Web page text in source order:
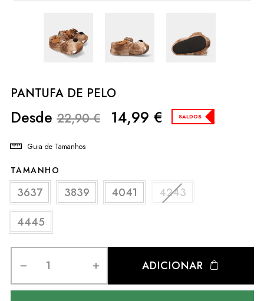
PANTUFA DE PELO
Desde22,90€ 14,99 € SALDOS
Guia de Tamanhos
TAMANHO
3637 3839 4041
4243
4445
ADICIONAR